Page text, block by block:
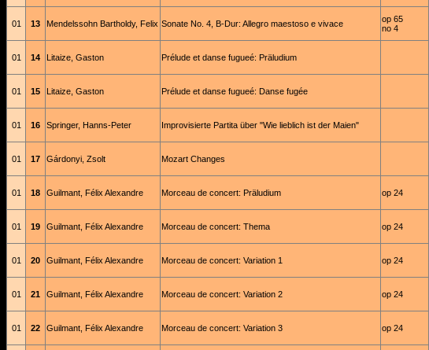
01 13 Mendelssohn Bartholdy, Felix Sonate No. 4, B-Dur: Allegro maestoso e vivace
op 65
no 4
01 14 Litaize, Gaston Prélude et danse fugueé: Präludium
01 15 Litaize, Gaston Prélude et danse fugueé: Danse fugée
01 16 Springer, Hanns-Peter Improvisierte Partita über "Wie lieblich ist der Maien"
01 17 Gárdonyi, Zsolt Mozart Changes
01 18 Guilmant, Félix Alexandre Morceau de concert: Präludium op 24
01 19 Guilmant, Félix Alexandre Morceau de concert: Thema op 24
01 20 Guilmant, Félix Alexandre Morceau de concert: Variation 1 op 24
01 21 Guilmant, Félix Alexandre Morceau de concert: Variation 2 op 24
01 22 Guilmant, Félix Alexandre Morceau de concert: Variation 3 op 24